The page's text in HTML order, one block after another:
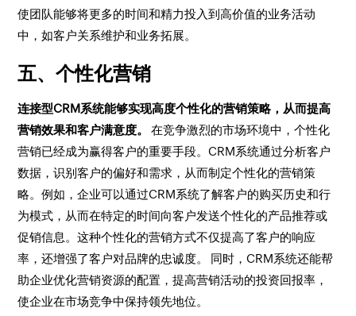
使团队能够将更多的时间和精力投入到高价值的业务活动
中，如客户关系维护和业务拓展。
五、个性化营销
连接型CRM系统能够实现高度个性化的营销策略，从而提高
营销效果和客户满意度。
在竞争激烈的市场环境中，个性化
营销已经成为赢得客户的重要手段。CRM系统通过分析客户
数据，识别客户的偏好和需求，从而制定个性化的营销策
略。例如，企业可以通过CRM系统了解客户的购买历史和行
为模式，从而在特定的时间向客户发送个性化的产品推荐或
促销信息。这种个性化的营销方式不仅提高了客户的响应
率，还增强了客户对品牌的忠诚度。 同时，CRM系统还能帮
助企业优化营销资源的配置，提高营销活动的投资回报率，
使企业在市场竞争中保持领先地位。